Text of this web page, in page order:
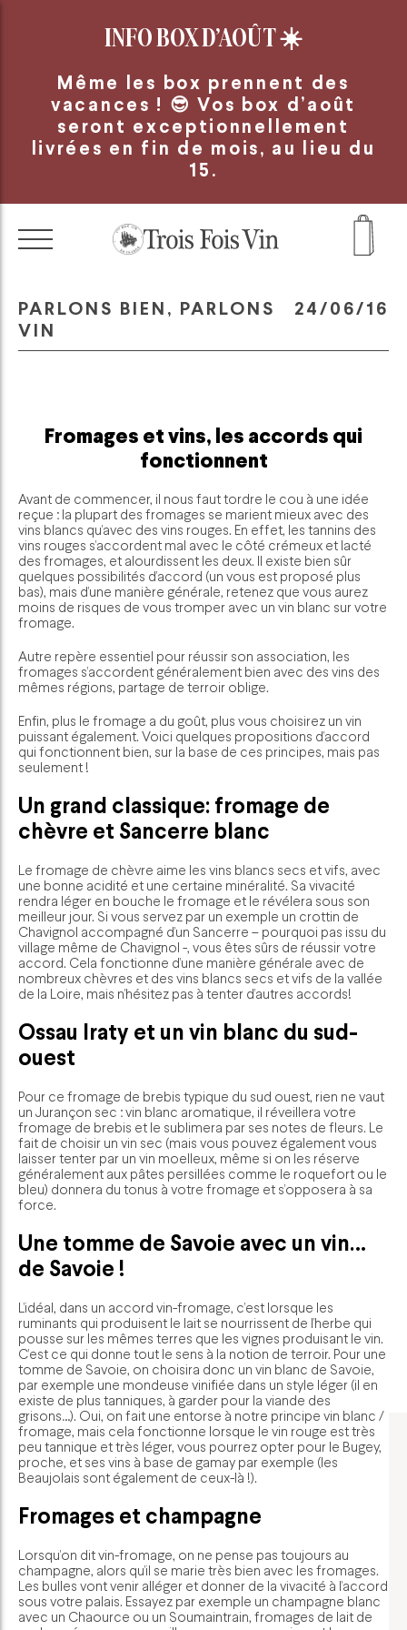
INFO BOX D’AOÛT☀️
Même les box prennent des
vacances ! 😎 Vos box d’août
seront exceptionnellement
livrées en fin de mois, au lieu du
15.
PARLONS BIEN, PARLONS
VIN
24/06/16
Fromages et vins, les accords qui
fonctionnent
Avant de commencer, il nous faut tordre le cou à une idée
reçue : la plupart des fromages se marient mieux avec des
vins blancs qu’avec des vins rouges. En effet, les tannins des
vins rouges s’accordent mal avec le côté crémeux et lacté
des fromages, et alourdissent les deux. Il existe bien sûr
quelques possibilités d’accord (un vous est proposé plus
bas), mais d’une manière générale, retenez que vous aurez
moins de risques de vous tromper avec un vin blanc sur votre
fromage.
Autre repère essentiel pour réussir son association, les
fromages s’accordent généralement bien avec des vins des
mêmes régions, partage de terroir oblige.
Enfin, plus le fromage a du goût, plus vous choisirez un vin
puissant également. Voici quelques propositions d’accord
qui fonctionnent bien, sur la base de ces principes, mais pas
seulement !
Un grand classique: fromage de
chèvre et Sancerre blanc
Le fromage de chèvre aime les vins blancs secs et vifs, avec
une bonne acidité et une certaine minéralité. Sa vivacité
rendra léger en bouche le fromage et le révélera sous son
meilleur jour. Si vous servez par un exemple un crottin de
Chavignol accompagné d’un Sancerre – pourquoi pas issu du
village même de Chavignol -, vous êtes sûrs de réussir votre
accord. Cela fonctionne d’une manière générale avec de
nombreux chèvres et des vins blancs secs et vifs de la vallée
de la Loire, mais n’hésitez pas à tenter d’autres accords!
Ossau Iraty et un vin blanc du sud-
ouest
Pour ce fromage de brebis typique du sud ouest, rien ne vaut
un Jurançon sec : vin blanc aromatique, il réveillera votre
fromage de brebis et le sublimera par ses notes de fleurs. Le
fait de choisir un vin sec (mais vous pouvez également vous
laisser tenter par un vin moelleux, même si on les réserve
généralement aux pâtes persillées comme le roquefort ou le
bleu) donnera du tonus à votre fromage et s’opposera à sa
force.
Une tomme de Savoie avec un vin…
de Savoie !
L’idéal, dans un accord vin-fromage, c’est lorsque les
ruminants qui produisent le lait se nourrissent de l’herbe qui
pousse sur les mêmes terres que les vignes produisant le vin.
C’est ce qui donne tout le sens à la notion de terroir. Pour une
tomme de Savoie, on choisira donc un vin blanc de Savoie,
par exemple une mondeuse vinifiée dans un style léger (il en
existe de plus tanniques, à garder pour la viande des
grisons…). Oui, on fait une entorse à notre principe vin blanc /
fromage, mais cela fonctionne lorsque le vin rouge est très
peu tannique et très léger, vous pourrez opter pour le Bugey,
proche, et ses vins à base de gamay par exemple (les
Beaujolais sont également de ceux-là !).
Fromages et champagne
Lorsqu’on dit vin-fromage, on ne pense pas toujours au
champagne, alors qu’il se marie très bien avec les fromages.
Les bulles vont venir alléger et donner de la vivacité à l’accord
sous votre palais. Essayez par exemple un champagne blanc
avec un Chaource ou un Soumaintrain, fromages de lait de